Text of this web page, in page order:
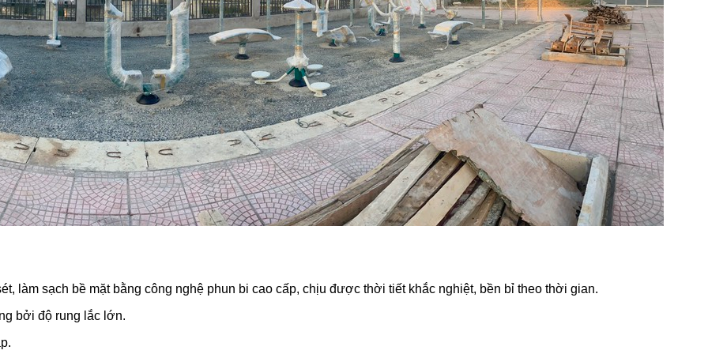
làm sạch bề mặt bằng công nghệ phun bi cao cấp, chịu được thời tiết khắc nghiệt, bền bỉ theo thời gian.
bởi độ rung lắc lớn.